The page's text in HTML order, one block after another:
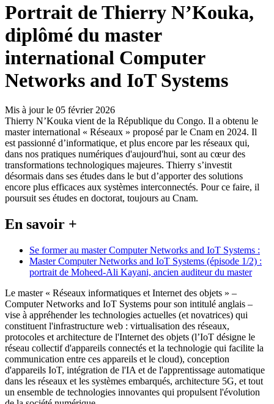
Portrait de Thierry N’Kouka,
diplômé du master
international Computer
Networks and IoT Systems
Mis à jour le 05 février 2026
Thierry N’Kouka vient de la République du Congo. Il a obtenu le
master international « Réseaux » proposé par le Cnam en 2024. Il
est passionné d’informatique, et plus encore par les réseaux qui,
dans nos pratiques numériques d'aujourd'hui, sont au cœur des
transformations technologiques majeures. Thierry s’investit
désormais dans ses études dans le but d’apporter des solutions
encore plus efficaces aux systèmes interconnectés. Pour ce faire, il
poursuit ses études en doctorat, toujours au Cnam.
En savoir +
Se former au master Computer Networks and IoT Systems :
Master Computer Networks and IoT Systems (épisode 1/2) :
portrait de Moheed-Ali Kayani, ancien auditeur du master
Le master « Réseaux informatiques et Internet des objets » –
Computer Networks and IoT Systems pour son intitulé anglais –
vise à appréhender les technologies actuelles (et novatrices) qui
constituent l'infrastructure web : virtualisation des réseaux,
protocoles et architecture de l'Internet des objets (l’IoT désigne le
réseau collectif d'appareils connectés et la technologie qui facilite la
communication entre ces appareils et le cloud), conception
d'appareils IoT, intégration de l'IA et de l'apprentissage automatique
dans les réseaux et les systèmes embarqués, architecture 5G, et tout
un ensemble de technologies innovantes qui propulsent l'évolution